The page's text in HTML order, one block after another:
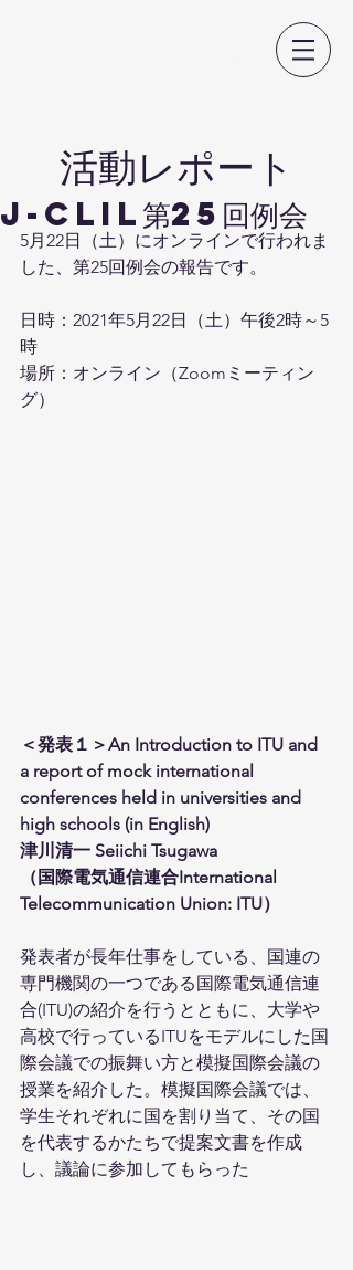
​活動レポート
J-CLIL第25回例会
5月22日（土）にオンラインで行われま
した、第25回例会の報告です。
日時：2021年5月22日（土）午後2時～5
時
場所：オンライン（Zoomミーティン
グ）
＜発表１＞An Introduction to ITU and
a report of mock international
conferences held in universities and
high schools (in English)
津川清一 Seiichi Tsugawa
（国際電気通信連合International
Telecommunication Union: ITU）
発表者が長年仕事をしている、国連の
専門機関の一つである国際電気通信連
合(ITU)の紹介を行うとともに、大学や
高校で行っているITUをモデルにした国
際会議での振舞い方と模擬国際会議の
授業を紹介した。模擬国際会議では、
学生それぞれに国を割り当て、その国
を代表するかたちで提案文書を作成
し、議論に参加してもらった